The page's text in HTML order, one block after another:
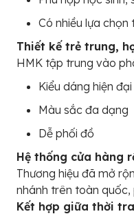
Có nhiều lựa
Thiết kế trẻ trung,
HMK tập trung vào
Kiểu dáng hiện đại
Màu sắc đa dạng
Dễ phối đồ
Hệ thống cửa hàng
Thương hiệu đã mở
nhánh trên toàn quốc,
Kết hợp giữa thời